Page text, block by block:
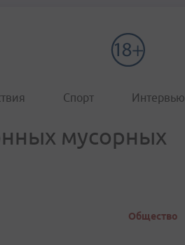
Спорт Интервью
мусорных
Общество